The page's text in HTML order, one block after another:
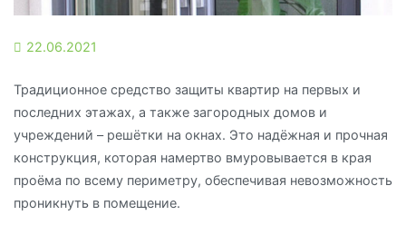
22.06.2021
Традиционное средство защиты квартир на первых и
последних этажах, а также загородных домов и
учреждений – решётки на окнах. Это надёжная и прочная
конструкция, которая намертво вмуровывается в края
проёма по всему периметру, обеспечивая невозможность
проникнуть в помещение.